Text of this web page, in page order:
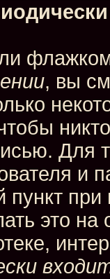
, вы
Для
и
пункт
это